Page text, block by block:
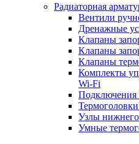
Радиаторная
Вентили
Дренажные
Клапаны
Клапаны
Клапаны
Комплекты
Wi-Fi
Подключения
Узлы
Умные